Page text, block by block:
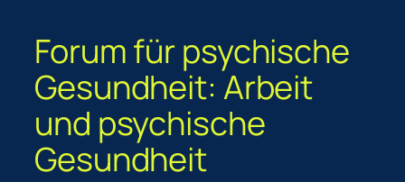
Forum für psychische
Gesundheit: Arbeit
und psychische
Gesundheit